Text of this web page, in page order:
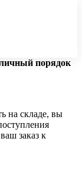
порядок
на складе, вы
заказ к